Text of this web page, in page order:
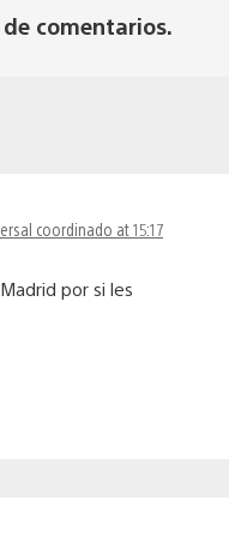
comentarios.
coordinado at 15:17
por si les